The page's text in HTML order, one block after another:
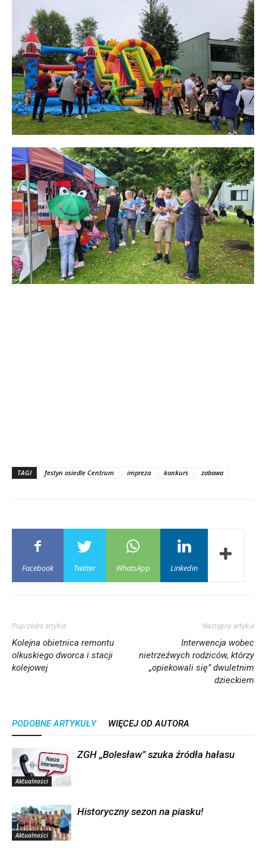
TAGI festyn osiedle Centrum impreza konkurs zabawa
Facebook Twitter WhatsApp Linkedin
Poprzedni artykuł
Kolejna obietnica remontu
olkuskiego dworca i stacji
kolejowej
Następny artykuł
Interwencja wobec
nietrzeźwych rodziców, którzy
„opiekowali się” dwuletnim
dzieckiem
PODOBNE ARTYKUŁY WIĘCEJ OD AUTORA
Aktualności
ZGH „Bolesław” szuka źródła hałasu
Aktualności
Historyczny sezon na piasku!